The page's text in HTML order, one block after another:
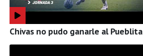
Chivas no pudo ganarle al Pueblita